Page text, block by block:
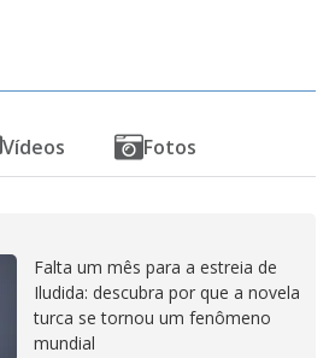
Vídeos Fotos
Falta um mês para a estreia de
Iludida: descubra por que a novela
turca se tornou um fenômeno
mundial